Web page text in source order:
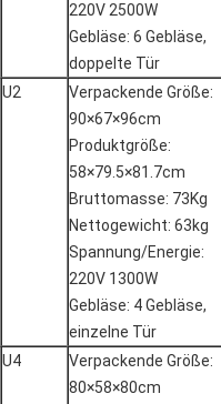
220V 2500W
Gebläse: 6 Gebläse,
doppelte Tür
U2
Verpackende Größe:
90×67×96cm
Produktgröße:
58×79.5×81.7cm
Bruttomasse: 73Kg
Nettogewicht: 63kg
Spannung/Energie:
220V 1300W
Gebläse: 4 Gebläse,
einzelne Tür
U4
Verpackende Größe:
80×58×80cm